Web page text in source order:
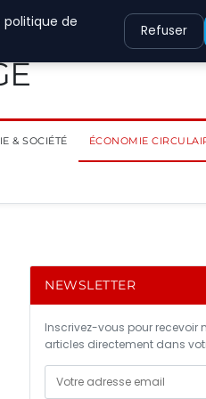
& SOCIÉTÉ ÉCONOMIE
NEWSLETTER
Inscrivez-vous pour recevoir
articles directement dans
politique de
Refuser